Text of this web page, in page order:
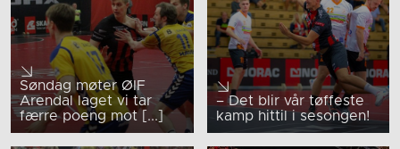
Søndag møter ØIF
Arendal laget vi tar
færre poeng mot [...]
– Det blir vår tøffeste
kamp hittil i sesongen!